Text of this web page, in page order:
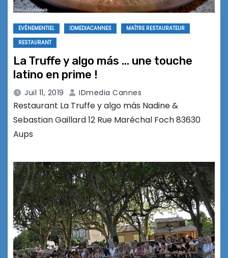
EVÉNEMENTIEL IDMEDIACANNES
MAÎTRE RESTAURATEUR
RESTAURANT
La Truffe y algo más … une touche
latino en prime !
Juil 11, 2019 IDmedia Cannes
Restaurant La Truffe y algo más Nadine &
Sebastian Gaillard 12 Rue Maréchal Foch 83630
Aups